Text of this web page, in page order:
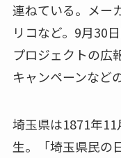
連ねている。メー
リコなど。9月30
プロジェクトの広
キャンペーンなど
埼玉県は1871年
生。「埼玉県民の